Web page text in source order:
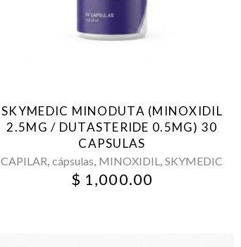
SKYMEDIC MINODUTA (MINOXIDIL
2.5MG / DUTASTERIDE 0.5MG) 30
CAPSULAS
CAPILAR,cápsulas, MINOXIDIL ,SKYMEDIC
$ 1,000.00